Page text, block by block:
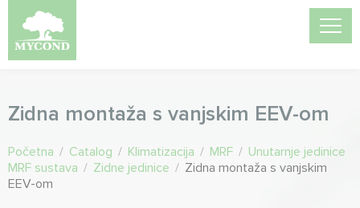
Zidna montaža s vanjskim EEV-om
Početna / Catalog / Klimatizacija / MRF / Unutarnje jedinice
MRF sustava / Zidne jedinice / Zidna montaža s vanjskim
EEV-om